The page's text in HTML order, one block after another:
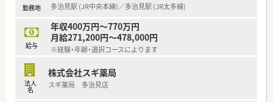
■対象となる学会や研修への参加に対して年間最大1万円の補助
金を支給するなど、社員の自己研鑽を力強くサポートしておりま
す。
勤務地 多治見駅 (JR中央本線)／多治見駅 (JR太多線)
給与
年収400万円～770万円
月給271,200円～478,000円
※経験・年齢・選択コースによります
法人
名
株式会社スギ薬局
スギ薬局 多治見店